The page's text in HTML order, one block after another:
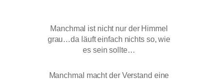
Manchmal ist nicht nur der Himmel
grau…da läuft einfach nichts so, wie
es sein sollte…
Manchmal macht der Verstand eine